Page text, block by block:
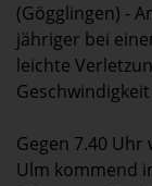
(Gögglingen) -
jähriger bei
leichte
Gegen 7.40 Uhr
Ulm kommend